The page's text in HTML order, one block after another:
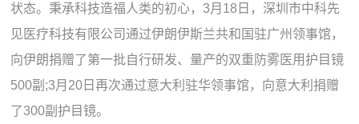
状态。秉承科技造福人类的初心，3月18日，深圳市中科先
见医疗科技有限公司通过伊朗伊斯兰共和国驻广州领事馆，
向伊朗捐赠了第一批自行研发、量产的双重防雾医用护目镜
500副;3月20日再次通过意大利驻华领事馆，向意大利捐赠
了300副护目镜。